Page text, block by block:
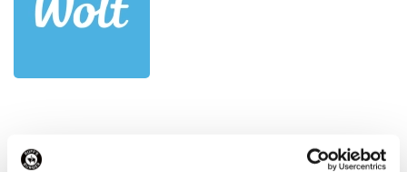
Opening Hours